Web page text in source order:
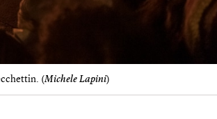
(Michele Lapini)